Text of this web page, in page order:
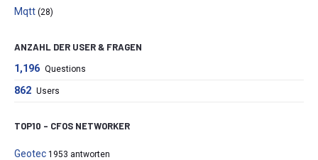
Mqtt (28)
ANZAHL DER USER & FRAGEN
1,196 Questions
862 Users
TOP10 – CFOS NETWORKER
Geotec 1953 antworten